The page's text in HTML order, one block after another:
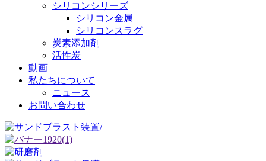
シリコンシリーズ
シリコン金属
シリコンスラグ
炭素添加剤
活性炭
動画
私たちについて
ニュース
お問い合わせ